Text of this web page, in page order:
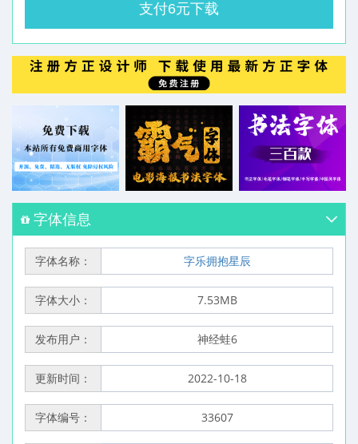
支付6元下载
字体信息
字体名称： 字乐拥抱星辰
字体大小： 7.53MB
发布用户： 神经蛙6
更新时间： 2022-10-18
字体编号： 33607